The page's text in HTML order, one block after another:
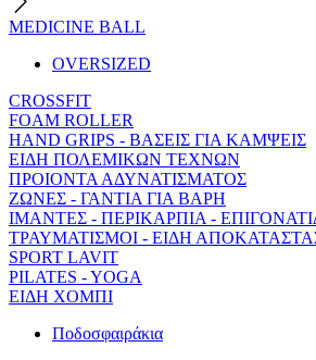
MEDICINE BALL
OVERSIZED
CROSSFIT
FOAM ROLLER
HAND GRIPS - ΒΑΣΕΙΣ ΓΙΑ ΚΑΜΨΕΙΣ
ΕΙΔΗ ΠΟΛΕΜΙΚΩΝ ΤΕΧΝΩΝ
ΠΡΟΙΟΝΤΑ ΑΔΥΝΑΤΙΣΜΑΤΟΣ
ΖΩΝΕΣ - ΓΑΝΤΙΑ ΓΙΑ ΒΑΡΗ
ΙΜΑΝΤΕΣ - ΠΕΡΙΚΑΡΠΙΑ -
ΤΡΑΥΜΑΤΙΣΜΟΙ - ΕΙΔΗ
SPORT LAVIT
PILATES - YOGA
ΕΙΔΗ ΧΟΜΠΙ
Ποδοσφαιράκια